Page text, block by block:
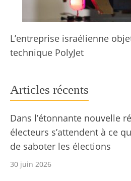
L’entreprise israélienne
technique PolyJet
Articles récents
Dans l’étonnante nouvelle
électeurs s’attendent à ce
de saboter les élections
30 juin 2026